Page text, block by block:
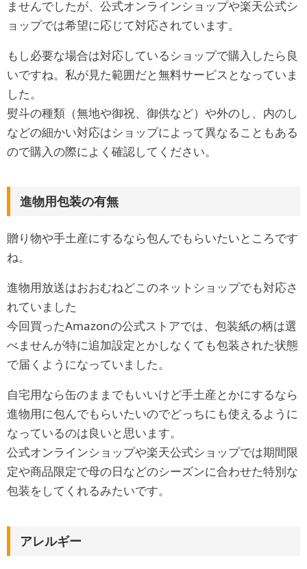
ませんでしたが、公式オンラインショップや楽天公式シ
ョップでは希望に応じて対応されています。
もし必要な場合は対応しているショップで購入したら良
いですね。私が見た範囲だと無料サービスとなっていま
した。
熨斗の種類（無地や御祝、御供など）や外のし、内のし
などの細かい対応はショップによって異なることもある
ので購入の際によく確認してください。
進物用包装の有無
贈り物や手土産にするなら包んでもらいたいところです
ね。
進物用放送はおおむねどこのネットショップでも対応さ
れていました
今回買ったAmazonの公式ストアでは、包装紙の柄は選
べませんが特に追加設定とかしなくても包装された状態
で届くようになっていました。
自宅用なら缶のままでもいいけど手土産とかにするなら
進物用に包んでもらいたいのでどっちにも使えるように
なっているのは良いと思います。
公式オンラインショップや楽天公式ショップでは期間限
定や商品限定で母の日などのシーズンに合わせた特別な
包装をしてくれるみたいです。
アレルギー